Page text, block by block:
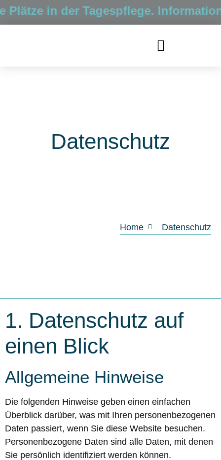
in der Tagespflege.
Datenschutz
Home Datenschutz
1. Datenschutz auf
einen Blick
Allgemeine Hinweise
Die folgenden Hinweise geben einen einfachen
Überblick darüber, was mit Ihren personenbezogenen
Daten passiert, wenn Sie diese Website besuchen.
Personenbezogene Daten sind alle Daten, mit denen
Sie persönlich identifiziert werden können.